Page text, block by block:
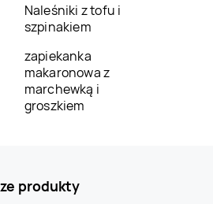
Naleśniki z tofu i
szpinakiem
zapiekanka
makaronowa z
marchewką i
groszkiem
produkty